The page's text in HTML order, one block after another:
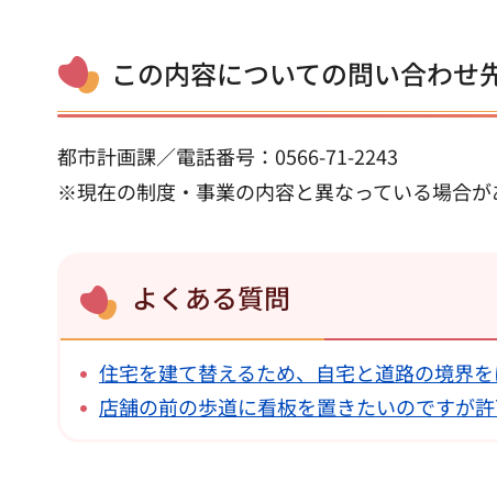
この内容についての問い合わせ
都市計画課／電話番号：0566-71-2243
※現在の制度・事業の内容と異なっている場合が
よくある質問
住宅を建て替えるため、自宅と道路の境界
店舗の前の歩道に看板を置きたいのですが